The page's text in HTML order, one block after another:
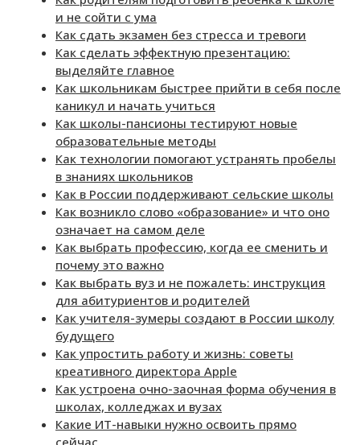
и не сойти с ума
Как сдать экзамен без стресса и тревоги
Как сделать эффектную презентацию:
выделяйте главное
Как школьникам быстрее прийти в себя после
каникул и начать учиться
Как школы-пансионы тестируют новые
образовательные методы
Как технологии помогают устранять пробелы
в знаниях школьников
Как в России поддерживают сельские школы
Как возникло слово «образование» и что оно
означает на самом деле
Как выбрать профессию, когда ее сменить и
почему это важно
Как выбрать вуз и не пожалеть: инструкция
для абитуриентов и родителей
Как учителя-зумеры создают в России школу
будущего
Как упростить работу и жизнь: советы
креативного директора Apple
Как устроена очно-заочная форма обучения в
школах, колледжах и вузах
Какие ИТ-навыки нужно освоить прямо
сейчас